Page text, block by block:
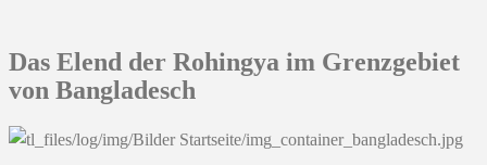
Das Elend der Rohingya im Grenzgebiet
von Bangladesch